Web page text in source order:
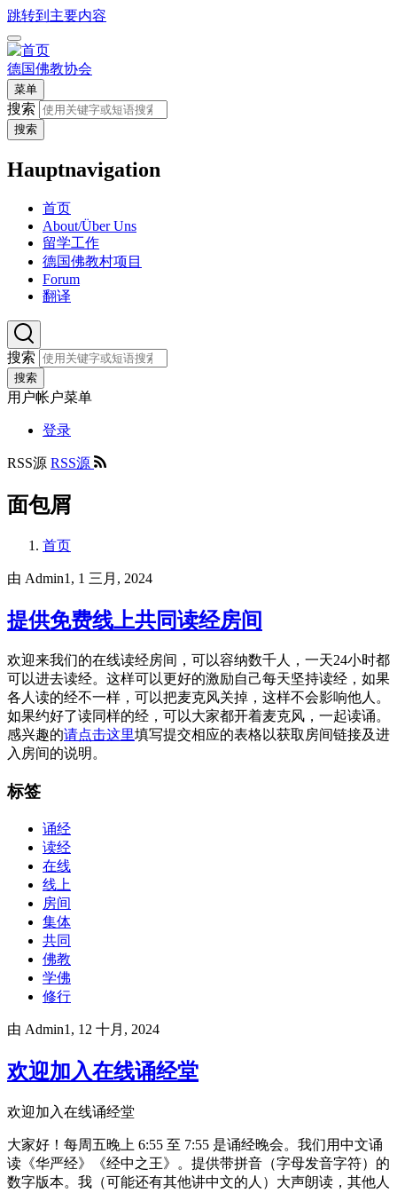
跳转到主要内容
德国佛教协会
菜单
搜索
搜索
Hauptnavigation
首页
About/Über Uns
留学工作
德国佛教村项目
Forum
翻译
搜索
搜索
用户帐户菜单
登录
RSS源 RSS源
面包屑
首页
由 Admin1 , 1 三月, 2024
提供免费线上共同读经房间
欢迎来我们的在线读经房间，可以容纳数千人，一天24小时都
可以进去读经。这样可以更好的激励自己每天坚持读经，如果
各人读的经不一样，可以把麦克风关掉，这样不会影响他人。
如果约好了读同样的经，可以大家都开着麦克风，一起读诵。
感兴趣的请点击这里填写提交相应的表格以获取房间链接及进
入房间的说明。
标签
诵经
读经
在线
线上
房间
集体
共同
佛教
学佛
修行
由 Admin1 , 12 十月, 2024
欢迎加入在线诵经堂
欢迎加入在线诵经堂
大家好！每周五晚上 6:55 至 7:55 是诵经晚会。我们用中文诵
读《华严经》《经中之王》。提供带拼音（字母发音字符）的
数字版本。我（可能还有其他讲中文的人）大声朗读，其他人